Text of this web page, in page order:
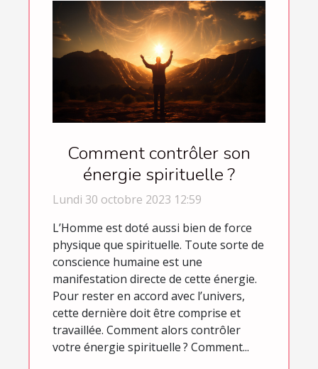
Comment contrôler son
énergie spirituelle ?
Lundi 30 octobre 2023 12:59
L’Homme est doté aussi bien de force
physique que spirituelle. Toute sorte de
conscience humaine est une
manifestation directe de cette énergie.
Pour rester en accord avec l’univers,
cette dernière doit être comprise et
travaillée. Comment alors contrôler
votre énergie spirituelle ? Comment...